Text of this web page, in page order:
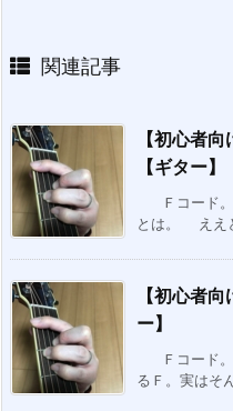
関連記事
【初心者
【ギター】
Ｆコード
とは。 ええ
【初心者
ー】
Ｆコード
るＦ。実はそ